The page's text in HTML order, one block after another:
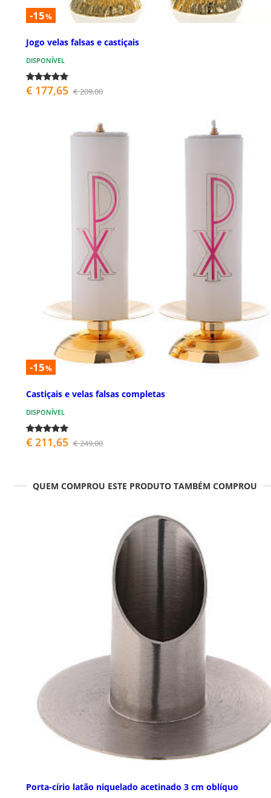
-15%
Jogo velas falsas e castiçais
DISPONÍVEL
€ 177,65 € 209,00
-15%
Castiçais e velas falsas completas
DISPONÍVEL
€ 211,65 € 249,00
QUEM COMPROU ESTE PRODUTO TAMBÉM COMPROU
Porta-círio latão niquelado acetinado 3 cm oblíquo